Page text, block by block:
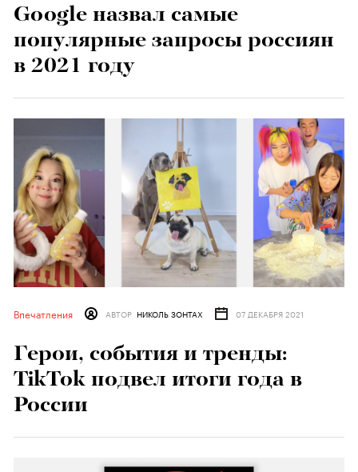
Google назвал самые
популярные запросы россиян
в 2021 году
Впечатления АВТОР НИКОЛЬ ЗОНТАХ 07 ДЕКАБРЯ 2021
Герои, события и тренды:
TikTok подвел итоги года в
России